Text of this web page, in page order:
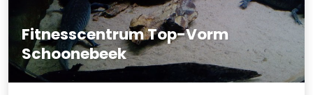
Fitnesscentrum Top-Vorm
Schoonebeek